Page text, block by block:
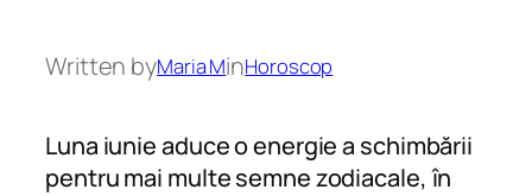
Written byMaria MinHoroscop
Luna iunie aduce o energie a schimbării
pentru mai multe semne zodiacale, în